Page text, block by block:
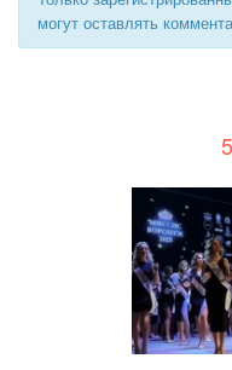
могут оставлять